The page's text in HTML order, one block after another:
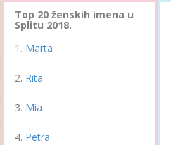
Top 20 ženskih imena u
Splitu 2018.
Marta
Rita
Mia
Petra